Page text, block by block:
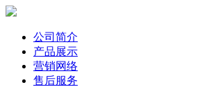
公司简介
产品展示
营销网络
售后服务